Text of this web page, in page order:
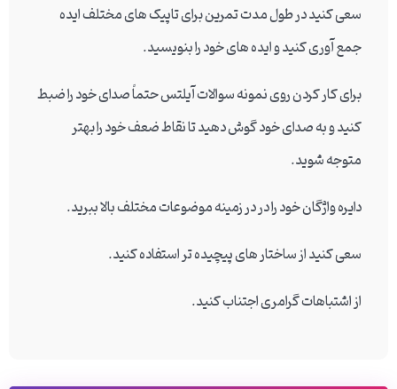
سعی کنید در طول مدت تمرین برای تاپیک های مختلف ایده
جمع آوری کنید و ایده های خود را بنویسید.
برای کار کردن روی نمونه سوالات آیلتس حتماً صدای خود را ضبط
کنید و به صدای خود گوش دهید تا نقاط ضعف خود را بهتر
متوجه شوید.
دایره واژگان خود را در در زمینه موضوعات مختلف بالا ببرید.
سعی کنید از ساختار های پیچیده تر استفاده کنید.
از اشتباهات گرامری اجتناب کنید.